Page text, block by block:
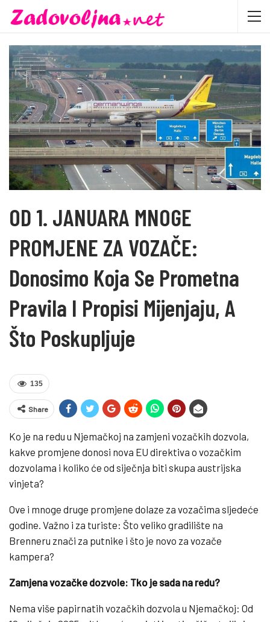
OD 1. JANUARA MNOGE
PROMJENE ZA VOZAČE:
Donosimo Koja Se Prometna
Pravila I Propisi Mijenjaju, A
Što Poskupljuje
135
Share
Ko je na redu u Njemačkoj na zamjeni vozačkih dozvola,
kakve promjene donosi nova EU direktiva o vozačkim
dozvolama i koliko će od siječnja biti skupa austrijska
vinjeta?
Ove i mnoge druge promjene dolaze za vozačima sljedeće
godine. Važno i za turiste: Što veliko gradilište na
Brenneru znači za putnike i što je novo za vozače
kampera?
Zamjena vozačke dozvole: Tko je sada na redu?
Nema više papirnatih vozačkih dozvola u Njemačkoj: Od